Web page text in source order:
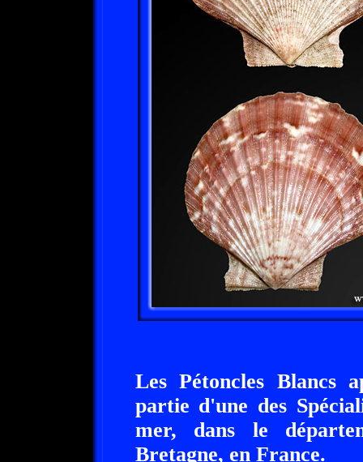
Les Pétoncles Blancs
partie d'une des
mer, dans le
Bretagne, en France.